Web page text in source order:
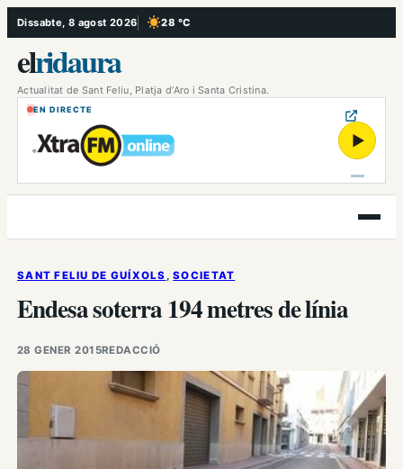
Vés
al
contingut
Dissabte, 8 agost 2026 28 °C
, Cel serè
elridaura
Actualitat de Sant Feliu, Platja d’Aro i Santa Cristina.
EN DIRECTE
▶
Obre
el
SANT FELIU DE GUÍXOLS , SOCIETAT
Endesa soterra 194 metres de línia
28 GENER 2015REDACCIÓ